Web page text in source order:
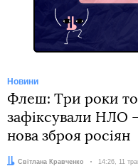
Новини
Флеш: Три роки
зафіксували НЛО
нова зброя росіян
Автор:
Світлана Кравченко Дата:
14:26, 11